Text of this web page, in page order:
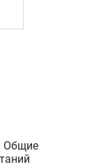
Общие